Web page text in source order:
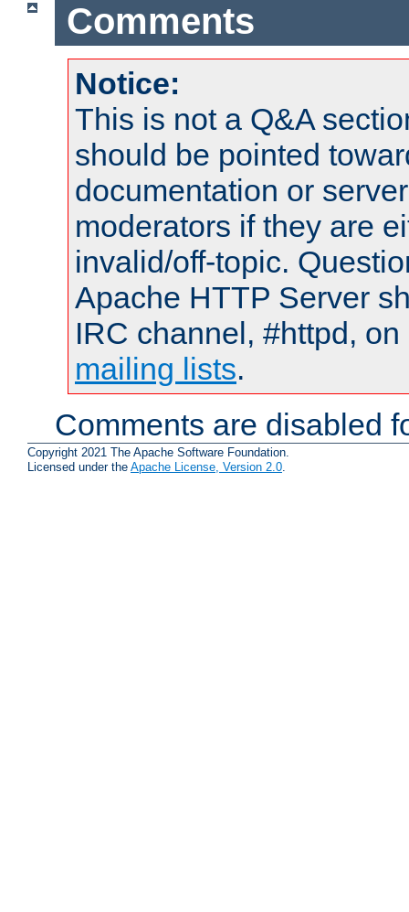
Comments
Notice:
This is not a Q&A
should be pointed
documentation or
moderators if they are
invalid/off-topic.
Apache HTTP Server
IRC channel, #httpd,
mailing lists.
Comments are disabled
Copyright 2021 The Apache Software Foundation.
Licensed under the Apache License, Version 2.0.